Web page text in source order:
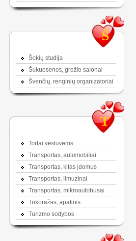
Š
Šokių studija
Šukuosenos, grožio salonai
Švenčių, renginių organizatoriai
T
Tortai vestuvėms
Transportas, automobiliai
Transportas, kitas įdomus
Transportas, limuzinai
Transportas, mikroautobusai
Trikoražas, apatinis
Turizmo sodybos